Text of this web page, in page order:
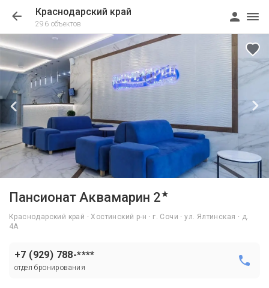
Краснодарский край
296 объектов
Пансионат Аквамарин 2★
Краснодарский край · Хостинский р-н · г. Сочи · ул. Ялтинская · д.
4А
+7 (929) 788-****
отдел бронирования